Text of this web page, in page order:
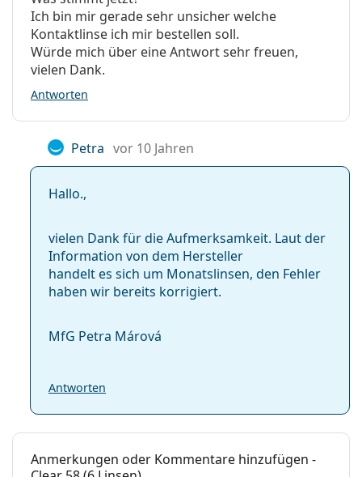
Ich bin mir gerade sehr unsicher welche
Kontaktlinse ich mir bestellen soll.
Würde mich über eine Antwort sehr freuen,
vielen Dank.
Antworten
Petra vor 10 Jahren
Hallo.,
vielen Dank für die Aufmerksamkeit. Laut der
Information von dem Hersteller
handelt es sich um Monatslinsen, den Fehler
haben wir bereits korrigiert.
MfG Petra Márová
Antworten
Anmerkungen oder Kommentare hinzufügen -